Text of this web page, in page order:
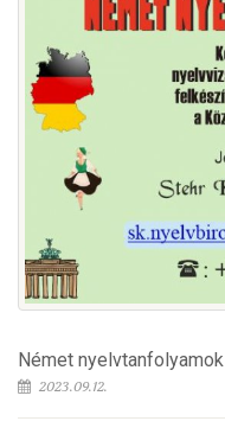
Német nyelvtanfolyamok
2023.09.12.